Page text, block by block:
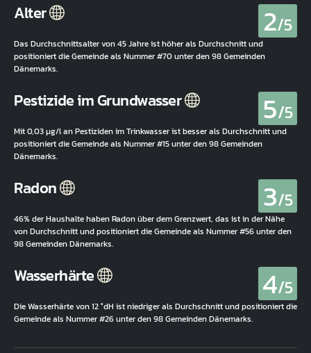
Alter 2/5
Das Durchschnittsalter von 45 Jahre ist höher als Durchschnitt und
positioniert die Gemeinde als Nummer #70 unter den 98 Gemeinden
Dänemarks.
Pestizide im Grundwasser 5/5
Mit 0,03 µg/l an Pestiziden im Trinkwasser ist besser als Durchschnitt und
positioniert die Gemeinde als Nummer #15 unter den 98 Gemeinden
Dänemarks.
Radon 3/5
46% der Haushalte haben Radon über dem Grenzwert, das ist in der Nähe
von Durchschnitt und positioniert die Gemeinde als Nummer #56 unter den
98 Gemeinden Dänemarks.
Wasserhärte 4/5
Die Wasserhärte von 12 °dH ist niedriger als Durchschnitt und positioniert die
Gemeinde als Nummer #26 unter den 98 Gemeinden Dänemarks.